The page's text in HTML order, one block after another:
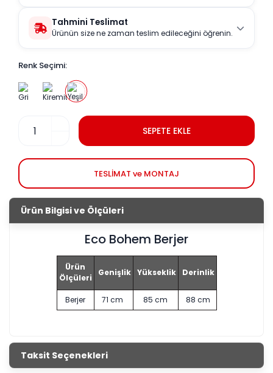
Tahmini Teslimat
Ürünün size ne zaman teslim edileceğini öğrenin.
Renk Seçimi:
SEPETE EKLE
TESLİMAT ve MONTAJ
Ürün Bilgisi ve Ölçüleri
Eco Bohem Berjer
Ürün
Ölçüleri
Genişlik Yükseklik Derinlik
Berjer 71 cm 85 cm 88 cm
Taksit Seçenekleri